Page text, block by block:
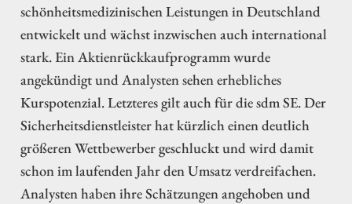
schönheitsmedizinischen Leistungen in Deutschland
entwickelt und wächst inzwischen auch international
stark. Ein Aktienrückkaufprogramm wurde
angekündigt und Analysten sehen erhebliches
Kurspotenzial. Letzteres gilt auch für die sdm SE. Der
Sicherheitsdienstleister hat kürzlich einen deutlich
größeren Wettbewerber geschluckt und wird damit
schon im laufenden Jahr den Umsatz verdreifachen.
Analysten haben ihre Schätzungen angehoben und